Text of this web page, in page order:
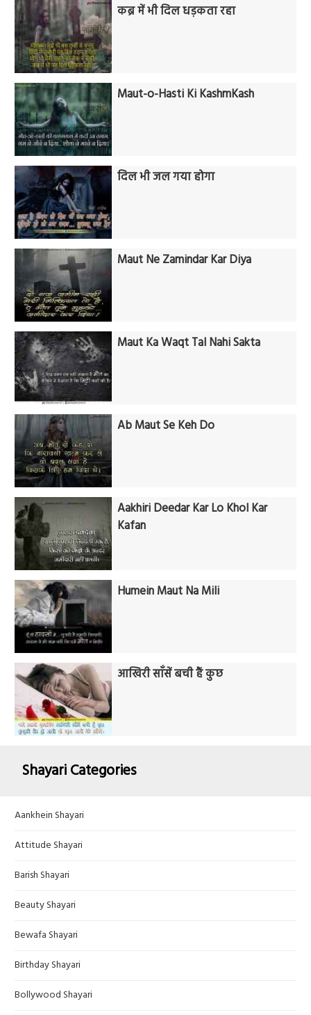
कब्र में भी दिल धड़कता रहा
Maut-o-Hasti Ki KashmKash
दिल भी जल गया होगा
Maut Ne Zamindar Kar Diya
Maut Ka Waqt Tal Nahi Sakta
Ab Maut Se Keh Do
Aakhiri Deedar Kar Lo Khol Kar
Kafan
Humein Maut Na Mili
आखिरी साँसें बची हैं कुछ
Shayari Categories
Aankhein Shayari
Attitude Shayari
Barish Shayari
Beauty Shayari
Bewafa Shayari
Birthday Shayari
Bollywood Shayari